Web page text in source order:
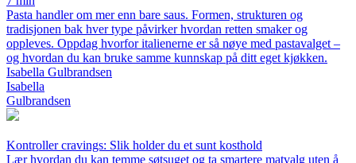
Pasta handler om mer enn bare saus. Formen, strukturen og
tradisjonen bak hver type påvirker hvordan retten smaker og
oppleves. Oppdag hvorfor italienerne er så nøye med pastavalget –
og hvordan du kan bruke samme kunnskap på ditt eget kjøkken.
Isabella Gulbrandsen
Isabella
Gulbrandsen
Kontroller cravings: Slik holder du et sunt kosthold
Lær hvordan du kan temme søtsuget og ta smartere matvalg uten å